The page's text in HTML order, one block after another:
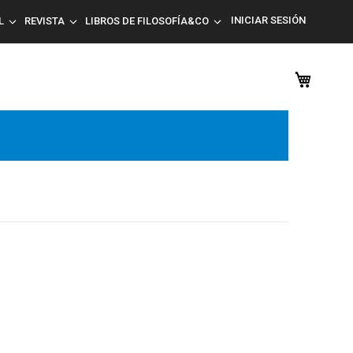
REVISTA LIBROS DE FILOSOFÍA&CO INICIAR SESIÓN